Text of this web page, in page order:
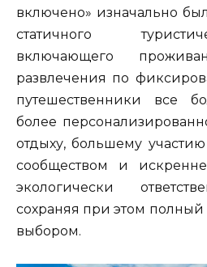
включено» изначально
статичного
включающего
развлечения по
путешественники все
более
отдыху, большему
сообществом и
экологически
сохраняя при этом
выбором.